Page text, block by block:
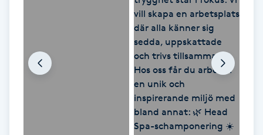
Medial vägledning